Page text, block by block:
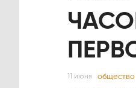
11 июня общество